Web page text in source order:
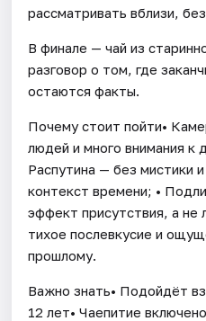
рассматривать вблизи,
В финале — чай из
разговор о том, где
остаются факты.
Почему стоит пойти•
людей и много внимания к
Распутина — без мистики
контекст времени; •
эффект присутствия, а не
тихое послевкусие и
прошлому.
Важно знать• Подойдёт
12 лет• Чаепитие